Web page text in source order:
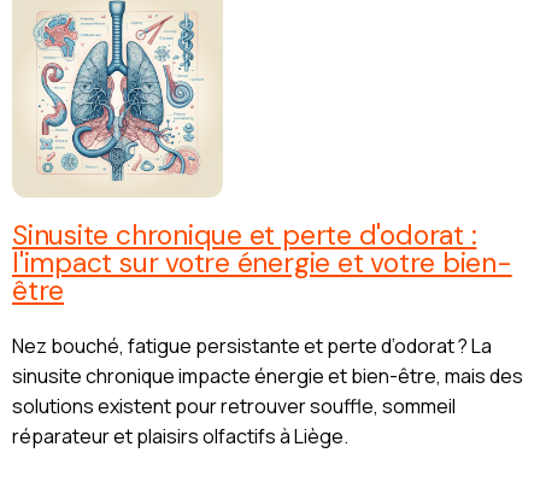
Sinusite chronique et perte d'odorat :
l'impact sur votre énergie et votre bien-
être
Nez bouché, fatigue persistante et perte d’odorat ? La
sinusite chronique impacte énergie et bien-être, mais des
solutions existent pour retrouver souffle, sommeil
réparateur et plaisirs olfactifs à Liège.